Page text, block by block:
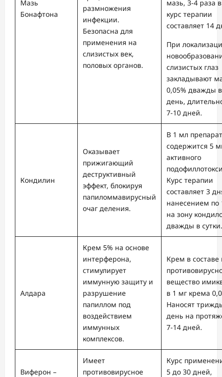
Мазь
Бонафтона
размножения
инфекции.
Безопасна для
применения на
слизистых век,
половых органов.
мазь, 3-4 раза
курс терапии
составляет 14
При
слизистых глаз
закладывают
0,05% дважды в
день,
7-10 дней.
Кондилин
Оказывает
прижигающий
деструктивный
эффект, блокируя
папиломмавирусный
очаг деления.
В 1 мл
содержится 5
активного
Курс терапии
составляет 3
нанесением по
на зону
дважды в сутки.
Алдара
Крем 5% на основе
интерферона,
стимулирует
иммунную защиту и
разрушение
папиллом под
воздействием
иммунных
комплексов.
Крем в составе
вещество
в 1 мг крема
Наносят
день на
7-14 дней.
Виферон –
Имеет
противовирусное
Курс
5 до 30 дней,